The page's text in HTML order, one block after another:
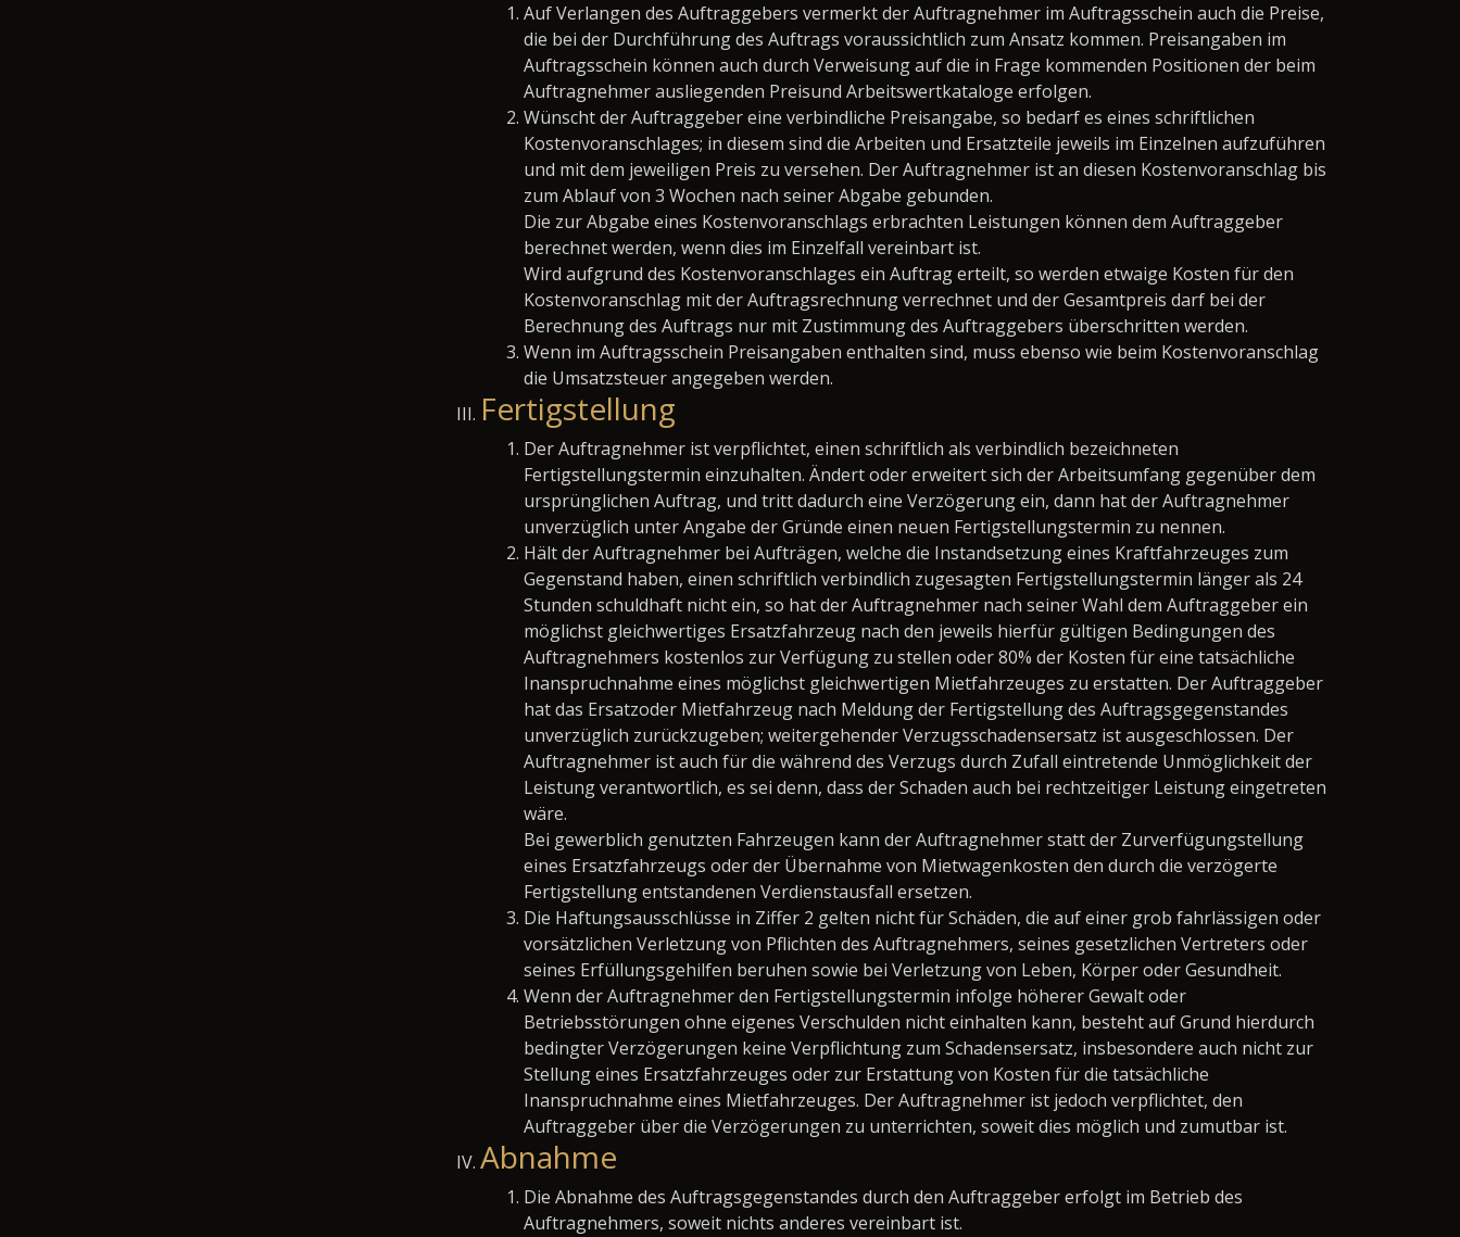
Auf Verlangen des Auftraggebers vermerkt der Auftragnehmer im Auftragsschein auch die Preise,
die bei der Durchführung des Auftrags voraussichtlich zum Ansatz kommen. Preisangaben im
Auftragsschein können auch durch Verweisung auf die in Frage kommenden Positionen der beim
Auftragnehmer ausliegenden Preisund Arbeitswertkataloge erfolgen.
Wünscht der Auftraggeber eine verbindliche Preisangabe, so bedarf es eines schriftlichen
Kostenvoranschlages; in diesem sind die Arbeiten und Ersatzteile jeweils im Einzelnen aufzuführen
und mit dem jeweiligen Preis zu versehen. Der Auftragnehmer ist an diesen Kostenvoranschlag bis
zum Ablauf von 3 Wochen nach seiner Abgabe gebunden.
Die zur Abgabe eines Kostenvoranschlags erbrachten Leistungen können dem Auftraggeber
berechnet werden, wenn dies im Einzelfall vereinbart ist.
Wird aufgrund des Kostenvoranschlages ein Auftrag erteilt, so werden etwaige Kosten für den
Kostenvoranschlag mit der Auftragsrechnung verrechnet und der Gesamtpreis darf bei der
Berechnung des Auftrags nur mit Zustimmung des Auftraggebers überschritten werden.
Wenn im Auftragsschein Preisangaben enthalten sind, muss ebenso wie beim Kostenvoranschlag
die Umsatzsteuer angegeben werden.
Fertigstellung
Der Auftragnehmer ist verpflichtet, einen schriftlich als verbindlich bezeichneten
Fertigstellungstermin einzuhalten. Ändert oder erweitert sich der Arbeitsumfang gegenüber dem
ursprünglichen Auftrag, und tritt dadurch eine Verzögerung ein, dann hat der Auftragnehmer
unverzüglich unter Angabe der Gründe einen neuen Fertigstellungstermin zu nennen.
Hält der Auftragnehmer bei Aufträgen, welche die Instandsetzung eines Kraftfahrzeuges zum
Gegenstand haben, einen schriftlich verbindlich zugesagten Fertigstellungstermin länger als 24
Stunden schuldhaft nicht ein, so hat der Auftragnehmer nach seiner Wahl dem Auftraggeber ein
möglichst gleichwertiges Ersatzfahrzeug nach den jeweils hierfür gültigen Bedingungen des
Auftragnehmers kostenlos zur Verfügung zu stellen oder 80% der Kosten für eine tatsächliche
Inanspruchnahme eines möglichst gleichwertigen Mietfahrzeuges zu erstatten. Der Auftraggeber
hat das Ersatzoder Mietfahrzeug nach Meldung der Fertigstellung des Auftragsgegenstandes
unverzüglich zurückzugeben; weitergehender Verzugsschadensersatz ist ausgeschlossen. Der
Auftragnehmer ist auch für die während des Verzugs durch Zufall eintretende Unmöglichkeit der
Leistung verantwortlich, es sei denn, dass der Schaden auch bei rechtzeitiger Leistung eingetreten
wäre.
Bei gewerblich genutzten Fahrzeugen kann der Auftragnehmer statt der Zurverfügungstellung
eines Ersatzfahrzeugs oder der Übernahme von Mietwagenkosten den durch die verzögerte
Fertigstellung entstandenen Verdienstausfall ersetzen.
Die Haftungsausschlüsse in Ziffer 2 gelten nicht für Schäden, die auf einer grob fahrlässigen oder
vorsätzlichen Verletzung von Pflichten des Auftragnehmers, seines gesetzlichen Vertreters oder
seines Erfüllungsgehilfen beruhen sowie bei Verletzung von Leben, Körper oder Gesundheit.
Wenn der Auftragnehmer den Fertigstellungstermin infolge höherer Gewalt oder
Betriebsstörungen ohne eigenes Verschulden nicht einhalten kann, besteht auf Grund hierdurch
bedingter Verzögerungen keine Verpflichtung zum Schadensersatz, insbesondere auch nicht zur
Stellung eines Ersatzfahrzeuges oder zur Erstattung von Kosten für die tatsächliche
Inanspruchnahme eines Mietfahrzeuges. Der Auftragnehmer ist jedoch verpflichtet, den
Auftraggeber über die Verzögerungen zu unterrichten, soweit dies möglich und zumutbar ist.
Abnahme
Die Abnahme des Auftragsgegenstandes durch den Auftraggeber erfolgt im Betrieb des
Auftragnehmers, soweit nichts anderes vereinbart ist.